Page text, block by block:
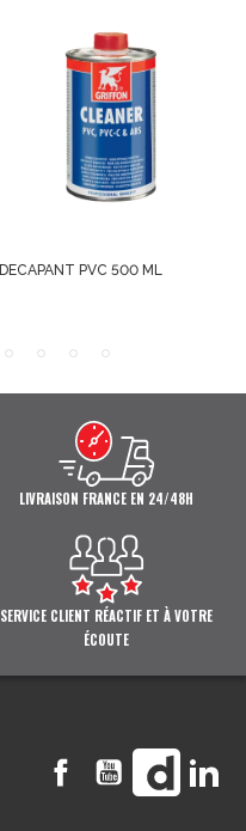
DECAPANT PVC 500 ML
LIVRAISON FRANCE EN 24/48H
SERVICE CLIENT RÉACTIF ET À VOTRE
ÉCOUTE
FacebookYouTubeVimeo